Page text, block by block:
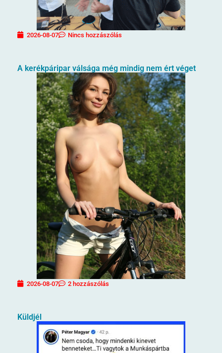
2026-08-07 Nincs hozzászólás
A kerékpáripar válsága még mindig nem ért véget
2026-08-07 2 hozzászólás
Küldjél